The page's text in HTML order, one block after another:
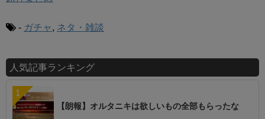
- ガチャ , ネタ・雑談
人気記事ランキング
【朗報】オルタニキは欲しいもの全部もらったな